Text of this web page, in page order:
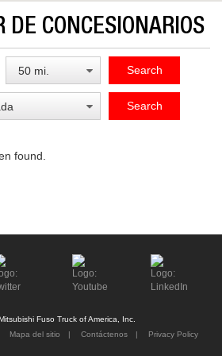
DE CONCESIONARIOS
Search
Search
found.
Fuso Truck of America, Inc.
Mapa del sitio Contáctenos Privacy Policy